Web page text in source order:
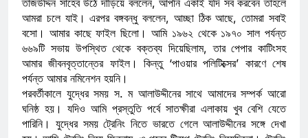
তাজউদ্দিন সাহেব উঠে দাঁড়িয়ে বললেন, আপনি একাই যদি সব করবেন তাহলে
আমরা চলে যাই। এরপর বঙ্গবন্ধু বললেন, আচ্ছা ঠিক আছে, তোমরা সবাই
বসো। আমার কাছে ফাইল ছিলো। আমি ১৯৬২ থেকে ১৯৭০ সাল পর্যন্ত
৬৬৯টি সভায় উপস্থিত থেকে বক্তব্য দিয়েছিলাম, তার পেপার কাটিংসহ
আমার জীবনবৃত্তান্তের ফাইল। কিন্তু ‘পাওয়ার পলিটিক্সের’ কারণে শেষ
পর্যন্ত আমার নমিনেশন হয়নি।
পরবর্তীকালে যুদ্ধের সময় স. ম আলাউদ্দীনের সাথে আমাদের সম্পর্ক আরো
ঘনিষ্ঠ হয়। যদিও আমি প্রস্তুতি পর্বে সাতক্ষীরা এলাকায় খুব বেশি যেতে
পারিনি। যুদ্ধের সময় ট্রেনিং নিতে ভারতে গেলে আলাউদ্দীনের সঙ্গে দেখা